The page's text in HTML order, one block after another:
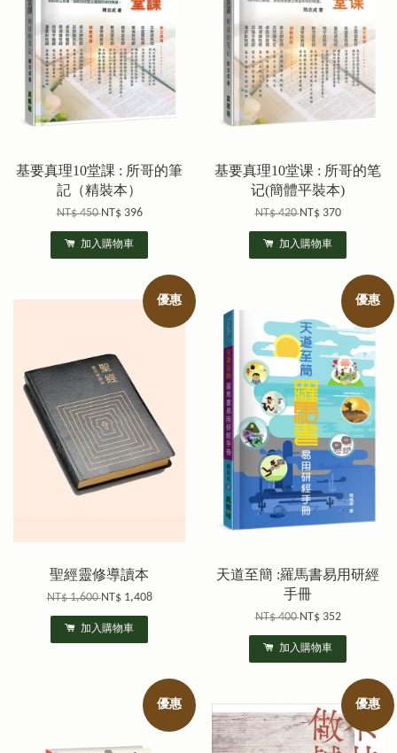
基要真理10堂課 : 所哥的筆
記（精裝本）
NT$ 450NT$ 396
加入購物車
基要真理10堂课 : 所哥的笔
记(簡體平裝本)
NT$ 420NT$ 370
加入購物車
優惠
聖經靈修導讀本
NT$ 1,600NT$ 1,408
加入購物車
優惠
天道至簡 :羅馬書易用研經
手冊
NT$ 400NT$ 352
加入購物車
優惠 優惠